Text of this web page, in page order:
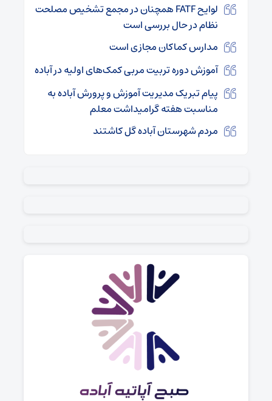
لوایح FATF همچنان در مجمع تشخیص مصلحت
نظام در حال بررسی است
مدارس کماکان مجازی است
آموزش دوره تربیت مربی کمک‌های اولیه در آباده
پیام تبریک مدیریت آموزش و پرورش آباده به
مناسبت هفته گرامیداشت معلم
مردم شهرستان آباده گل کاشتند